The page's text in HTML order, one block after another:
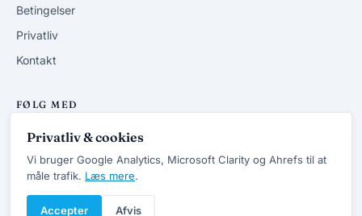
Betingelser
Privatliv
Kontakt
FØLG MED
RSS-feed
Privatliv & cookies
Vi bruger Google Analytics, Microsoft Clarity og Ahrefs til at
måle trafik. Læs mere.
Accepter Afvis